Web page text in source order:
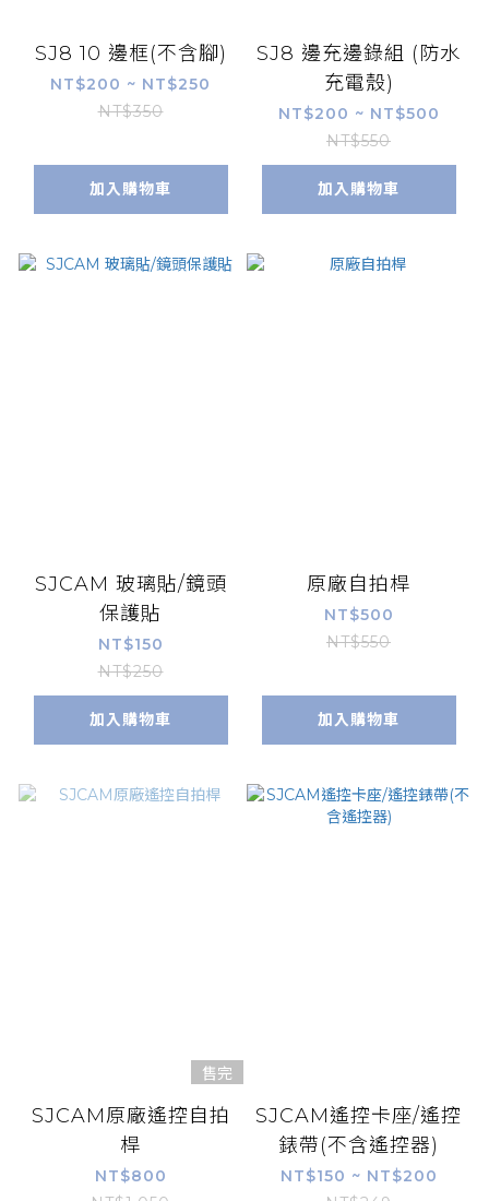
SJ8 10 邊框(不含腳)
NT$200 ~ NT$250
NT$350
加入購物車
SJ8 邊充邊錄組 (防水
充電殼)
NT$200 ~ NT$500
NT$550
加入購物車
SJCAM 玻璃貼/鏡頭
保護貼
NT$150
NT$250
加入購物車
原廠自拍桿
NT$500
NT$550
加入購物車
售完
SJCAM原廠遙控自拍
桿
NT$800
SJCAM遙控卡座/遙控
錶帶(不含遙控器)
NT$150 ~ NT$200